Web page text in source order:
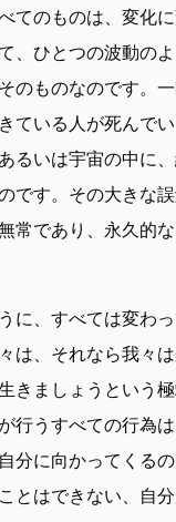
てのものは、変化
、ひとつの波動の
のものなのです。
ている人が死んで
るいは宇宙の中に
です。その大きな
常であり、永久的
に、すべては変わ
は、それなら我々
きましょうという
行うすべての行為
分に向かってくる
とはできない、自